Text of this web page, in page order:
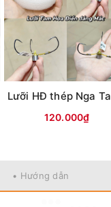
120.000₫
• Hướng dẫn